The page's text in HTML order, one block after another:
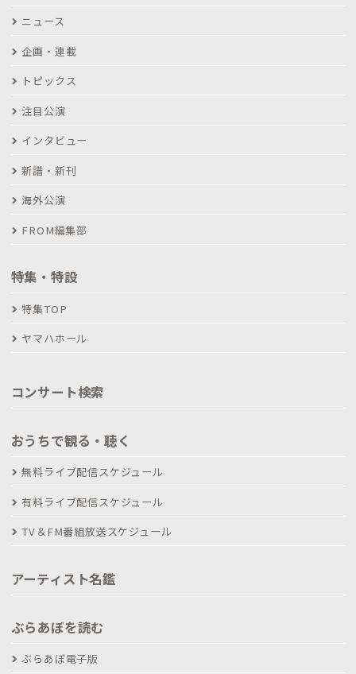
ニュース
企画・連載
トピックス
注目公演
インタビュー
新譜・新刊
海外公演
FROM編集部
特集・特設
特集TOP
ヤマハホール
コンサート検索
おうちで観る・聴く
無料ライブ配信スケジュール
有料ライブ配信スケジュール
TV＆FM番組放送スケジュール
アーティスト名鑑
ぶらあぼを読む
ぶらあぼ電子版